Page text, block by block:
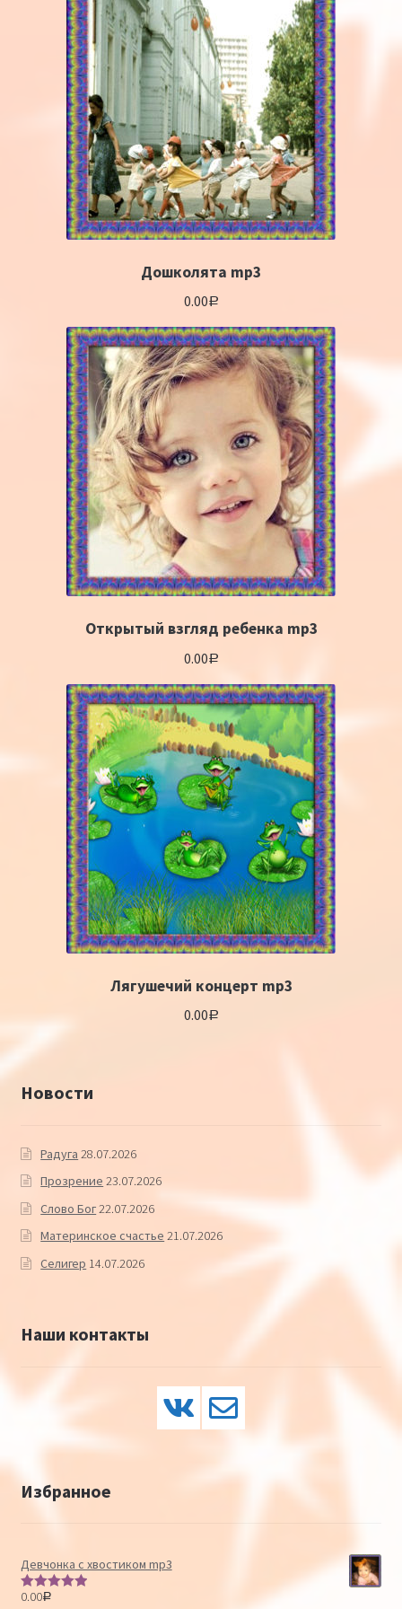
Дошколята mp3
0.00Р
Открытый взгляд ребенка mp3
0.00Р
Лягушечий концерт mp3
0.00Р
Новости
Радуга 28.07.2026
Прозрение 23.07.2026
Слово Бог22.07.2026
Материнское счастье 21.07.2026
Селигер 14.07.2026
Наши контакты
Избранное
Девчонка с хвостиком mp3
Оценка
0.00Р